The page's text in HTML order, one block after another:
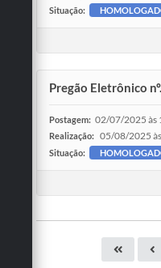
Situação:
Pregão Eletrônico
Postagem: 02/07/2025 às
Realização: 05/08/2025
Situação: